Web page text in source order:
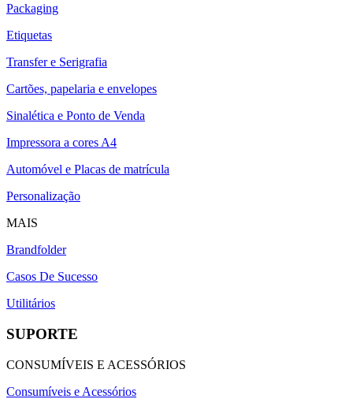
Packaging
Etiquetas
Transfer e Serigrafia
Cartões, papelaria e envelopes
Sinalética e Ponto de Venda
Impressora a cores A4
Automóvel e Placas de matrícula
Personalização
MAIS
Brandfolder
Casos De Sucesso
Utilitários
SUPORTE
CONSUMÍVEIS E ACESSÓRIOS
Consumíveis e Acessórios